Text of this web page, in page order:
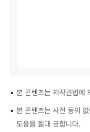
• 본 콘텐츠는 저작권법에
• 본 콘텐츠는 사전 동의
도용을 절대 금합니다.